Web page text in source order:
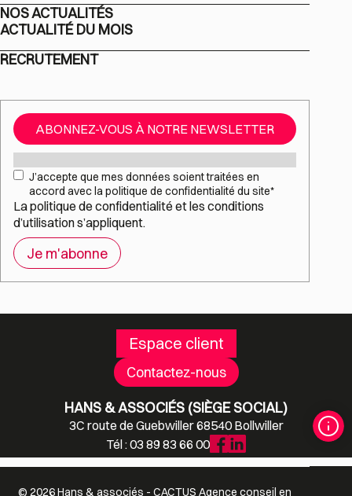
NOS ACTUALITÉS
ACTUALITÉ DU MOIS
RECRUTEMENT
ABONNEZ-VOUS À NOTRE NEWSLETTER
RGPD*
J’accepte que mes données soient traitées en
accord avec la politique de confidentialité du site*
Lapolitique de confidentialité et les conditions
d’utilisations’appliquent.
Espace client
Contactez-nous
HANS & ASSOCIÉS (SIÈGE SOCIAL)
3C route de Guebwiller 68540 Bollwiller
Tél : 03 89 83 66 00
© 2026 Hans & associés -CACTUS Agence conseil en